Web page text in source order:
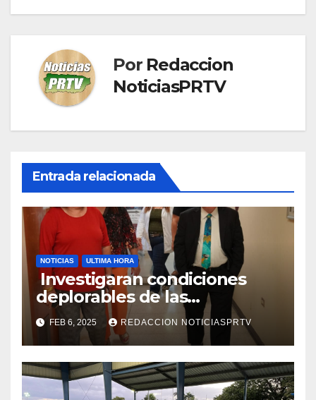
Por Redaccion
NoticiasPRTV
Entrada relacionada
NOTICIAS ULTIMA HORA
Investigaran condiciones
deplorables de las
facilidades el Departamento
de la Salud en Mayagüez
FEB 6, 2025 REDACCION NOTICIASPRTV